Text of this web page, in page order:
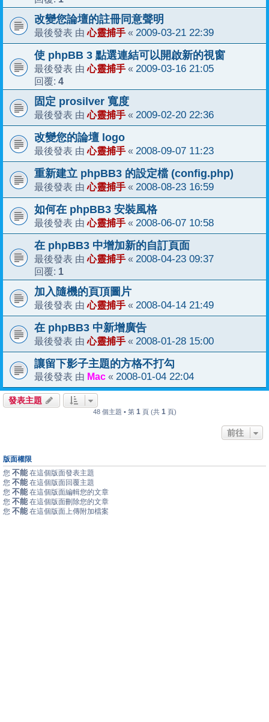
改變您論壇的註冊同意聲明
最後發表 由心靈捕手 « 2009-03-21 22:39
使 phpBB 3 點選連結可以開啟新的視窗
最後發表 由心靈捕手 « 2009-03-16 21:05
回覆: 4
固定 prosilver 寬度
最後發表 由心靈捕手 « 2009-02-20 22:36
改變您的論壇 logo
最後發表 由心靈捕手 « 2008-09-07 11:23
重新建立 phpBB3 的設定檔 (config.php)
最後發表 由心靈捕手 « 2008-08-23 16:59
如何在 phpBB3 安裝風格
最後發表 由心靈捕手 « 2008-06-07 10:58
在 phpBB3 中增加新的自訂頁面
最後發表 由心靈捕手 « 2008-04-23 09:37
回覆: 1
加入隨機的頁頂圖片
最後發表 由心靈捕手 « 2008-04-14 21:49
在 phpBB3 中新增廣告
最後發表 由心靈捕手 « 2008-01-28 15:00
讓留下影子主題的方格不打勾
最後發表 由 Mac « 2008-01-04 22:04
發表主題
48 個主題 • 第 1 頁 (共 1 頁)
前往
版面權限
您 不能 在這個版面發表主題
您 不能 在這個版面回覆主題
您 不能 在這個版面編輯您的文章
您 不能 在這個版面刪除您的文章
您 不能 在這個版面上傳附加檔案